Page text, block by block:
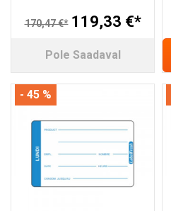
170,47 €* 119,33 €*
Pole Saadaval
- 45 %